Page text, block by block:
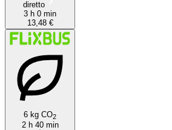
diretto
3 h 0 min
13,48 €
6 kg CO2
2 h 40 min